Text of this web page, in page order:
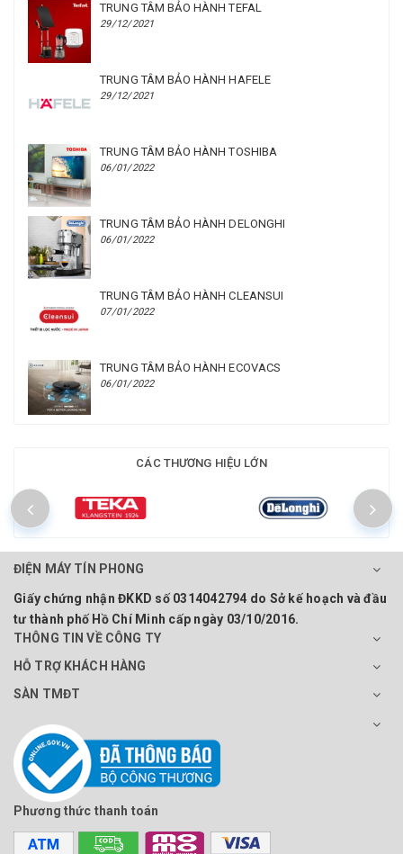
TRUNG TÂM BẢO HÀNH TEFAL
29/12/2021
TRUNG TÂM BẢO HÀNH HAFELE
29/12/2021
TRUNG TÂM BẢO HÀNH TOSHIBA
06/01/2022
TRUNG TÂM BẢO HÀNH DELONGHI
06/01/2022
TRUNG TÂM BẢO HÀNH CLEANSUI
07/01/2022
TRUNG TÂM BẢO HÀNH ECOVACS
06/01/2022
CÁC THƯƠNG HIỆU LỚN
ĐIỆN MÁY TÍN PHONG
Giấy chứng nhận ĐKKD số 0314042794 do Sở kế hoạch và đầu
tư thành phố Hồ Chí Minh cấp ngày 03/10/2016.
THÔNG TIN VỀ CÔNG TY
HỖ TRỢ KHÁCH HÀNG
SÀN TMĐT
Phương thức thanh toán